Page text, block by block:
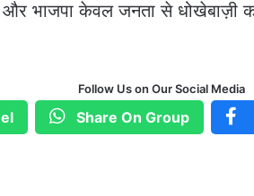
भाजपा केवल जनता से धोखेबाज़ी
Follow Us on Our Social Media
Share On Group